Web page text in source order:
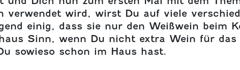
verwendet wird, wirst Du auf viele
einig, dass sie nur den Weißwein beim
Sinn, wenn Du nicht extra Wein für das
sowieso schon im Haus hast.